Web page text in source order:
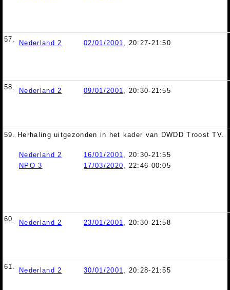
57. Nederland 2 02/01/2001, 20:27-21:50
58. Nederland 2 09/01/2001, 20:30-21:55
59. Herhaling uitgezonden in het kader van DWDD Troost TV.
Nederland 2 16/01/2001, 20:30-21:55
NPO 3
17/03/2020, 22:46-00:05
60. Nederland 2 23/01/2001, 20:30-21:58
61. Nederland 2 30/01/2001, 20:28-21:55